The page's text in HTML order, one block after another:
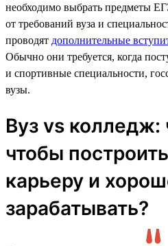
необходимо выбрать предметы
от требований вуза и
проводят дополнительные
Обычно они требуется, когда
и спортивные специальности,
вузы.
Вуз vs колледж:
чтобы
карьеру и
зарабатывать?